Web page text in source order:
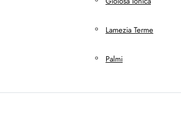
Lamezia Terme
Palmi